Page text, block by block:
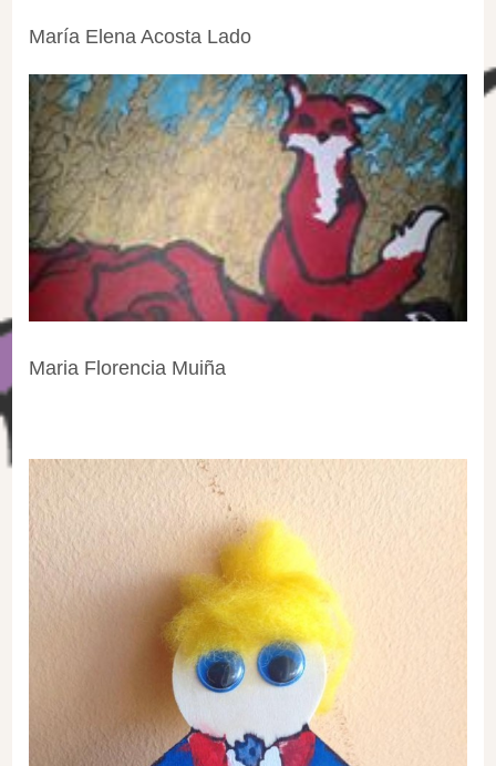
María Elena Acosta Lado
Maria Florencia Muiña